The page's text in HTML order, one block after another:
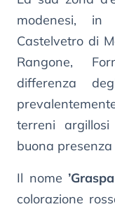
modenesi,
Castelvetro di
Rangone,
differenza
terreni
buona
Il nome
colorazione